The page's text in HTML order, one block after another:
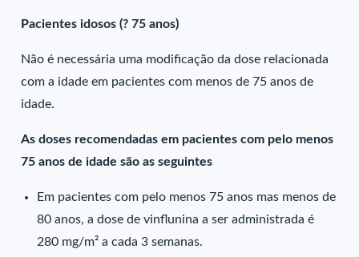
Pacientes idosos (? 75 anos)
Não é necessária uma modificação da dose relacionada
com a idade em pacientes com menos de 75 anos de
idade.
As doses recomendadas em pacientes com pelo menos
75 anos de idade são as seguintes
Em pacientes com pelo menos 75 anos mas menos de
80 anos, a dose de vinflunina a ser administrada é
280 mg/m² a cada 3 semanas.